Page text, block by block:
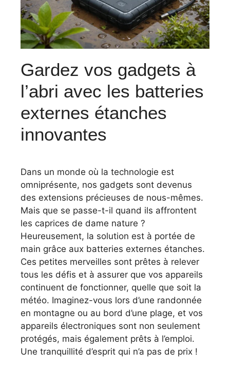
Gardez vos gadgets à
l’abri avec les batteries
externes étanches
innovantes
Dans un monde où la technologie est
omniprésente, nos gadgets sont devenus
des extensions précieuses de nous-mêmes.
Mais que se passe-t-il quand ils affrontent
les caprices de dame nature ?
Heureusement, la solution est à portée de
main grâce aux batteries externes étanches.
Ces petites merveilles sont prêtes à relever
tous les défis et à assurer que vos appareils
continuent de fonctionner, quelle que soit la
météo. Imaginez-vous lors d’une randonnée
en montagne ou au bord d’une plage, et vos
appareils électroniques sont non seulement
protégés, mais également prêts à l’emploi.
Une tranquillité d’esprit qui n’a pas de prix !